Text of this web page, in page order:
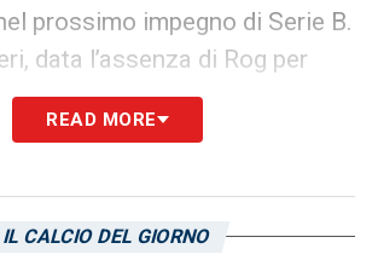
prossimo impegno di Serie B.
data l’assenza di Rog per
aNandezlo scettro del
Sarà l’uruguaiano, con tutta
campo difficile. Seppure la
READ MORE
IL CALCIO DEL GIORNO